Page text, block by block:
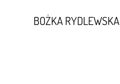
BOŻKA RYDLEWSKA